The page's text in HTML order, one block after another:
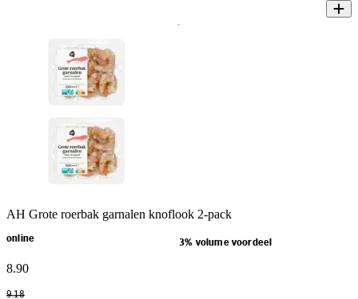
AH Grote roerbak garnalen knoflook 2-pack
online 3% volume voordeel
8.90
9.18